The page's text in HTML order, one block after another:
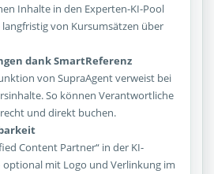
Inhalte in den Experten-KI-Pool
von Kursumsätzen über
dank SmartReferenz
von SupraAgent verweist bei
So können Verantwortliche
und direkt buchen.
Content Partner“ in der KI-
mit Logo und Verlinkung im